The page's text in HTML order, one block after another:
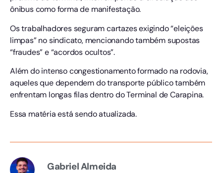
ônibus como forma de manifestação.
Os trabalhadores seguram cartazes exigindo “eleições
limpas” no sindicato, mencionando também supostas
“fraudes” e “acordos ocultos”.
Além do intenso congestionamento formado na rodovia,
aqueles que dependem do transporte público também
enfrentam longas filas dentro do Terminal de Carapina.
Essa matéria está sendo atualizada.
Gabriel Almeida